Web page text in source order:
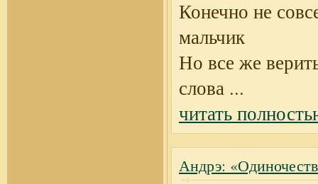
Конечно не
мальчик
Но все же
слова ...
читать
Андрэ: